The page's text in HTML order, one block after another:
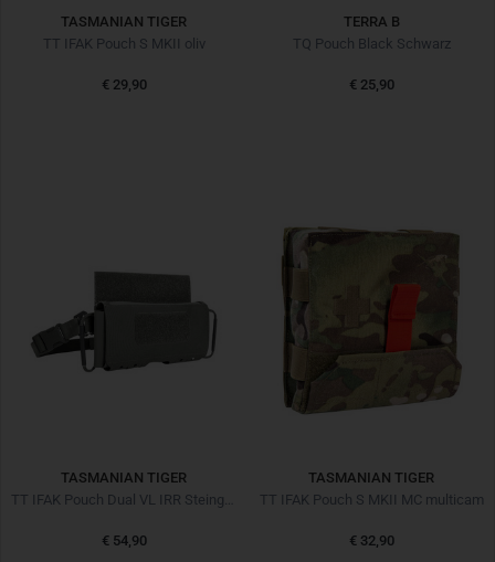
TASMANIAN TIGER
TT IFAK Pouch S MKII oliv
€ 29,90
TERRA B
TQ Pouch Black Schwarz
€ 25,90
TASMANIAN TIGER
€ 54,90
TASMANIAN TIGER
TT IFAK Pouch S MKII MC multicam
€ 32,90